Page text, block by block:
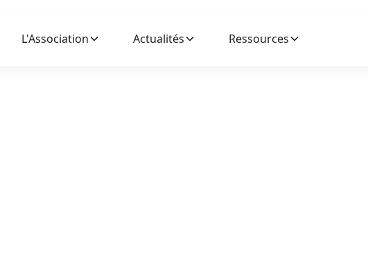
L'Association Actualités Ressources